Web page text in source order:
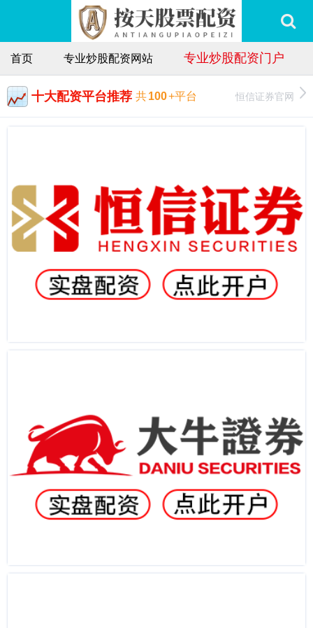
首页 专业炒股配资网站 专业炒股配资门户
十大配资平台推荐 共100+平台 恒信证券官网